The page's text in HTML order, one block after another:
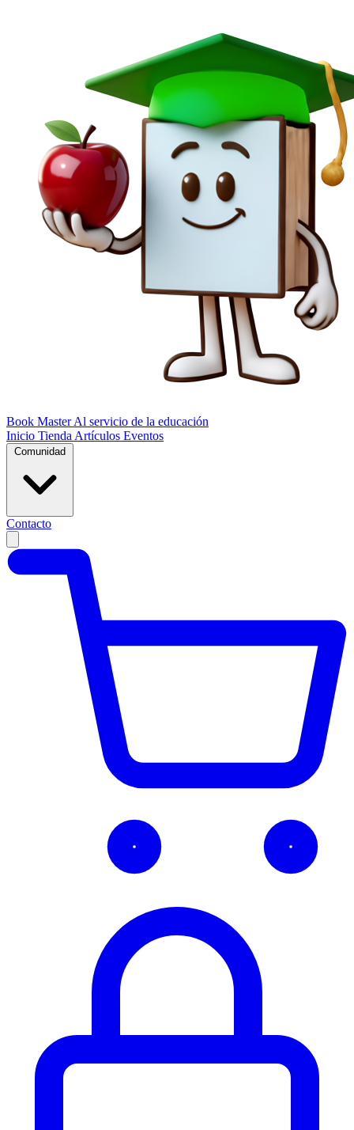
Book Master Al servicio de la educación
Inicio Tienda Artículos Eventos
Comunidad
Contacto